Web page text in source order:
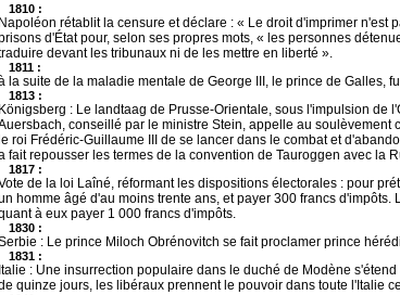
1810 :
Napoléon rétablit la censure et déclare : « Le droit d'imprimer n'est
d'État pour, selon ses propres mots, « les personnes
devant les tribunaux ni de les mettre en liberté ».
1811 :
la suite de la maladie mentale de George III, le prince de Galles,
1813 :
Königsberg : Le landtaag de Prusse-Orientale, sous l'impulsion de
conseillé par le ministre Stein, appelle au soulèvement
roi Frédéric-Guillaume III de se lancer dans le combat et
fait repousser les termes de la convention de Tauroggen avec la
1817 :
de la loi Laîné, réformant les dispositions électorales : pour
homme âgé d'au moins trente ans, et payer 300 francs
à eux payer 1 000 francs d'impôts.
1830 :
: Le prince Miloch Obrénovitch se fait proclamer prince
1831 :
Italie : Une insurrection populaire dans le duché de Modène
quinze jours, les libéraux prennent le pouvoir dans toute l'Italie